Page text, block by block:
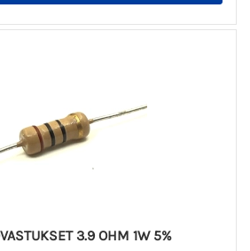
3.9 OHM 1W 5%